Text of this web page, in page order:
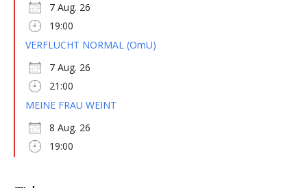
7 Aug. 26
19:00
VERFLUCHT NORMAL (OmU)
7 Aug. 26
21:00
MEINE FRAU WEINT
8 Aug. 26
19:00